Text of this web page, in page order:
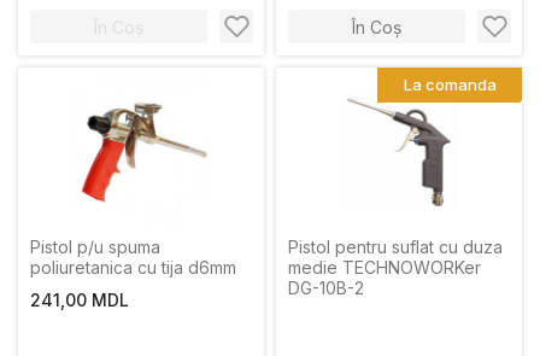
În Coș În Coș
Pistol p/u spuma
poliuretanica cu tija d6mm
241,00 MDL
Pistol pentru suflat cu duza
medie TECHNOWORKer
DG-10B-2
La comanda